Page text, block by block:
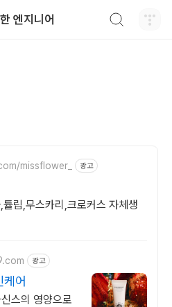
엔지니어
missflower_ 광고
립,무스카리,크로커스 자체생
광고
어
스의 영양으로